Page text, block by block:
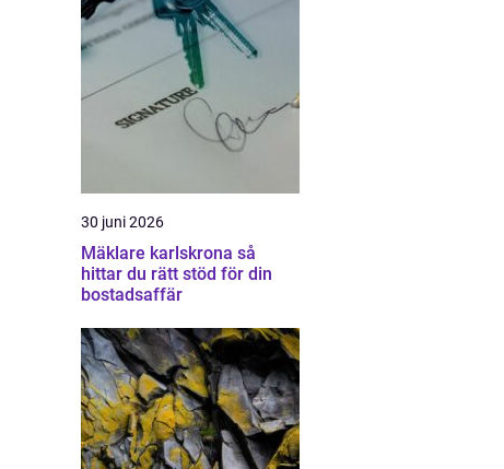
30 juni 2026
Mäklare karlskrona så
hittar du rätt stöd för din
bostadsaffär